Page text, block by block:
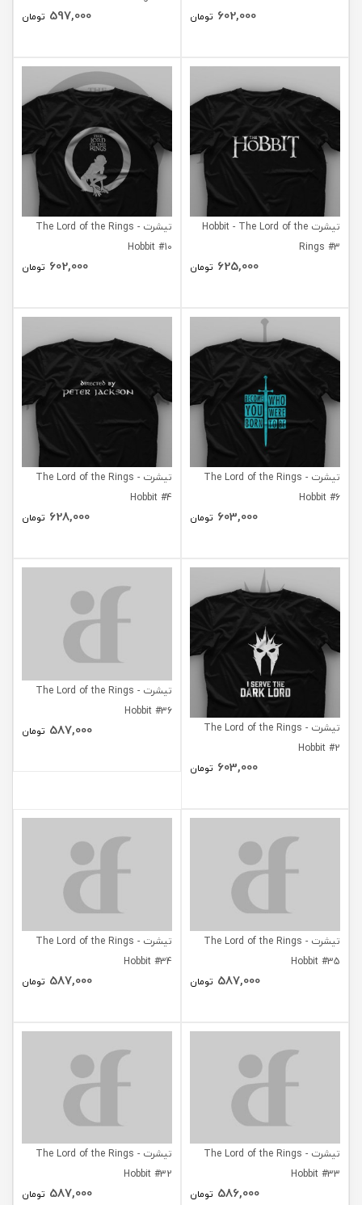
602,000 تومان 597,000 تومان
تیشرت Hobbit - The Lord of the
Rings #3
625,000 تومان
تیشرت The Lord of the Rings -
Hobbit #10
602,000 تومان
تیشرت The Lord of the Rings -
Hobbit #6
603,000 تومان
تیشرت The Lord of the Rings -
Hobbit #4
628,000 تومان
تیشرت The Lord of the Rings -
Hobbit #2
603,000 تومان
تیشرت The Lord of the Rings -
تیشرت The Lord of the Rings -
Hobbit #35
587,000 تومان
تیشرت The Lord of the Rings -
Hobbit #34
587,000 تومان
تیشرت The Lord of the Rings -
Hobbit #33
586,000 تومان
تیشرت The Lord of the Rings -
Hobbit #32
587,000 تومان